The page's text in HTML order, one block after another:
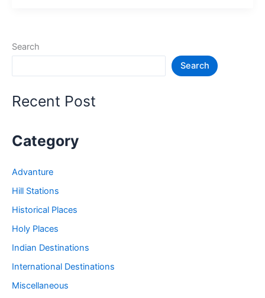
जगह
in
Search
Search
Recent Post
Category
Advanture
Hill Stations
Historical Places
Holy Places
Indian Destinations
International Destinations
Miscellaneous